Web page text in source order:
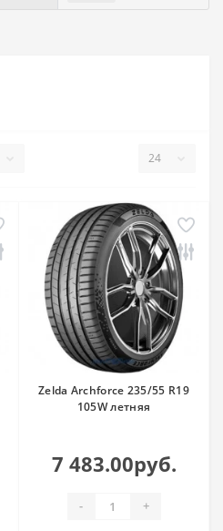
Zelda Archforce 235/55 R19
105W летняя
7 483.00руб.
- +